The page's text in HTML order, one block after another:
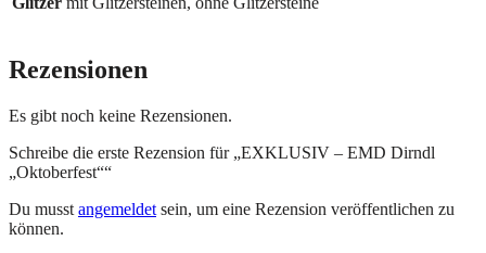
Rezensionen
Es gibt noch keine Rezensionen.
Schreibe die erste Rezension für „EXKLUSIV – EMD Dirndl
„Oktoberfest““
Du musst angemeldet sein, um eine Rezension veröffentlichen zu
können.